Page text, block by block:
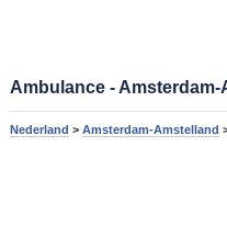
Ambulance - Amsterdam-
Nederland > Amsterdam-Amstelland